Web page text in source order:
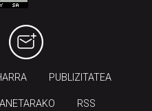
PUBLIZITATEA
RSS